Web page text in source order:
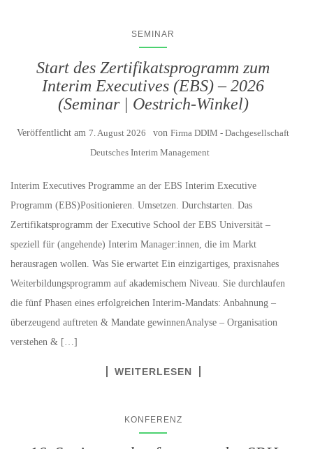
SEMINAR
Start des Zertifikatsprogramm zum
Interim Executives (EBS) – 2026
(Seminar | Oestrich-Winkel)
Veröffentlicht am 7. August 2026 von Firma DDIM - Dachgesellschaft
Deutsches Interim Management
Interim Executives Programme an der EBS Interim Executive
Programm (EBS)Positionieren. Umsetzen. Durchstarten. Das
Zertifikatsprogramm der Executive School der EBS Universität –
speziell für (angehende) Interim Manager:innen, die im Markt
herausragen wollen. Was Sie erwartet Ein einzigartiges, praxisnahes
Weiterbildungsprogramm auf akademischem Niveau. Sie durchlaufen
die fünf Phasen eines erfolgreichen Interim-Mandats: Anbahnung –
überzeugend auftreten & Mandate gewinnenAnalyse – Organisation
verstehen & […]
WEITERLESEN
KONFERENZ